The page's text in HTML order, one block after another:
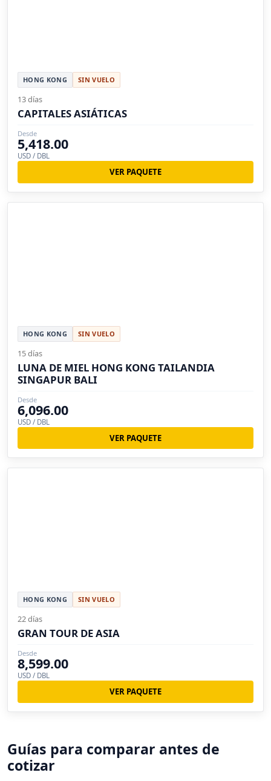
HONG KONG SIN VUELO
13 días
CAPITALES ASIÁTICAS
Desde
5,418.00
USD / DBL
VER PAQUETE
HONG KONG SIN VUELO
15 días
LUNA DE MIEL HONG KONG TAILANDIA
SINGAPUR BALI
Desde
6,096.00
USD / DBL
VER PAQUETE
HONG KONG SIN VUELO
22 días
GRAN TOUR DE ASIA
Desde
8,599.00
USD / DBL
VER PAQUETE
Guías para comparar antes de
cotizar